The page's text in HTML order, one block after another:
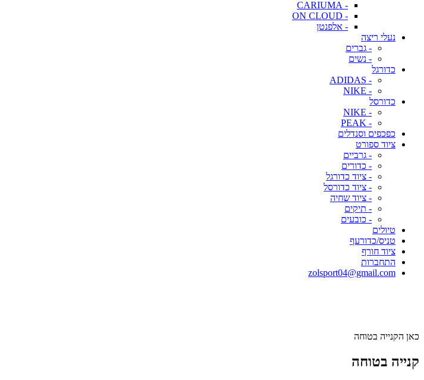
- CARIUMA
- ON CLOUD
- אלפנטן
נעלי ריצה
- גברים
- נשים
כדורגל
- ADIDAS
- NIKE
כדורסל
- NIKE
- PEAK
כפכפים וסנדלים
ציוד ספורט
- גרביים
- כדורים
- ציוד כדורגל
- ציוד כדורסל
- ציוד שחיה
- תיקים
- כובעים
טיולים
טניס/כדורעף
ציוד חורף
התחברות
zolsport04@gmail.com
כאן הקנייה בטוחה
קנייה בטוחה